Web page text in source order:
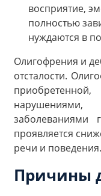
восприятие,
полностью
нуждаются в
Олигофрения и
отсталости.
заболеваниями
проявляется
речи и поведения.
Причины